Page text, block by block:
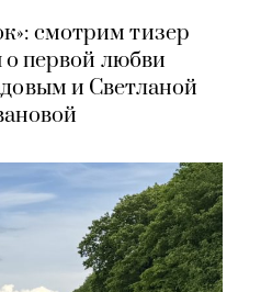
смотрим тизер
первой любви
и Светланой